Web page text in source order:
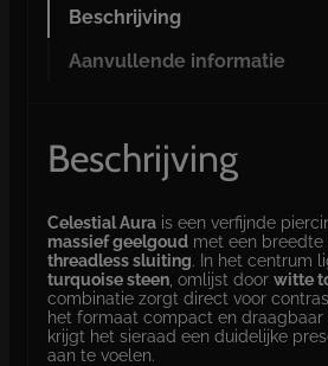
Beschrijving
Aanvullende informatie
Beschrijving
Celestial Aura is een verfijnde
massief geelgoud met een
threadless sluiting. In het centrum
turquoise steen , omlijst doorwitte
combinatie zorgt direct voor
het formaat compact en draagbaar
krijgt het sieraad een duidelijke
aan te voelen.